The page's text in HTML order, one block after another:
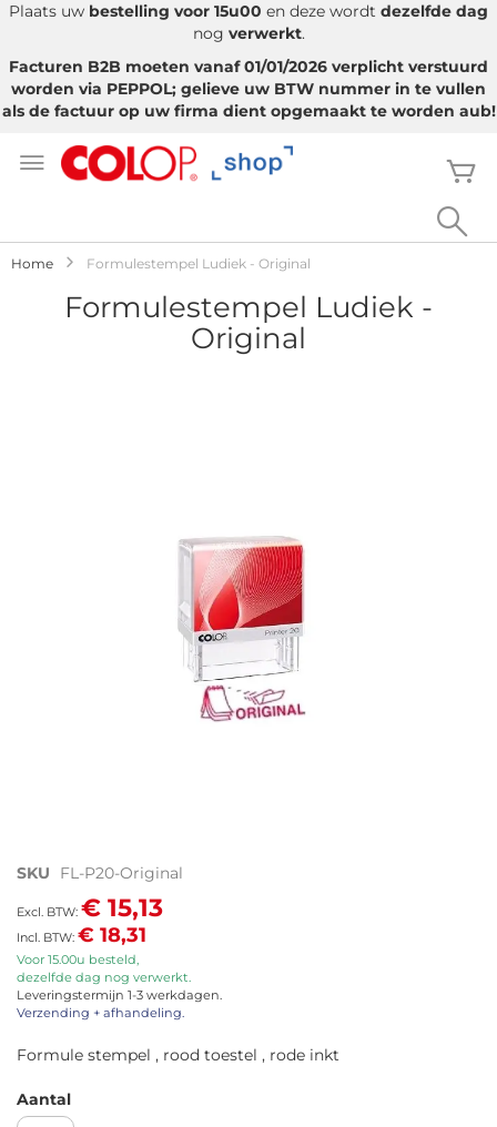
Plaats uw bestelling voor 15u00 en deze wordt dezelfde dag
nog verwerkt.
Facturen B2B moeten vanaf 01/01/2026 verplicht verstuurd
worden via PEPPOL; gelieve uw BTW nummer in te vullen
als de factuur op uw firma dient opgemaakt te worden aub!
naar
Home Formulestempel Ludiek - Original
Formulestempel Ludiek -
Original
Ga
het
begin
van
de
afbeeldingen-
SKU FL-P20-Original
€ 18,31
€ 15,13
Voor 15.00u besteld,
dezelfde dag nog verwerkt.
Leveringstermijn 1-3 werkdagen.
Verzending + afhandeling.
Formule stempel , rood toestel , rode inkt
Aantal